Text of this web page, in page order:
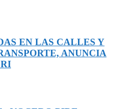
EN LAS CALLES Y
ANUNCIA